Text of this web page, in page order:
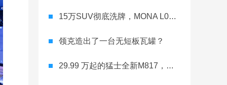
15万SUV彻底洗牌，MONA L03直接降维打击
领克造出了一台无短板瓦罐？
29.99 万起的猛士全新M817，从此越野不靠老司机